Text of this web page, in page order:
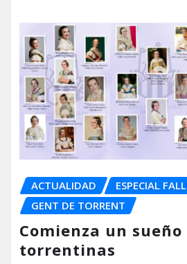
ACTUALIDAD ESPECIAL
GENT DE TORRENT
Comienza un
torrentinas